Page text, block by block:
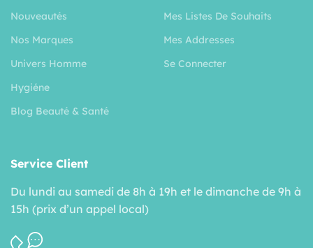
Nouveautés
Nos Marques
Univers Homme
Hygiéne
Blog Beauté & Santé
Mes Listes De Souhaits
Mes Addresses
Se Connecter
Service Client
Du lundi au samedi de 8h à 19h et le dimanche de 9h à
15h (prix d’un appel local)